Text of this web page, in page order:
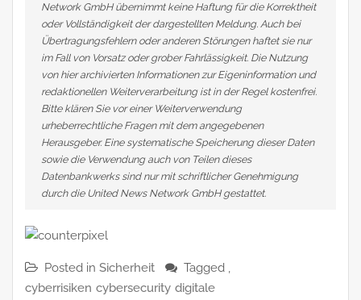
Network GmbH übernimmt keine Haftung für die Korrektheit
oder Vollständigkeit der dargestellten Meldung. Auch bei
Übertragungsfehlern oder anderen Störungen haftet sie nur
im Fall von Vorsatz oder grober Fahrlässigkeit. Die Nutzung
von hier archivierten Informationen zur Eigeninformation und
redaktionellen Weiterverarbeitung ist in der Regel kostenfrei.
Bitte klären Sie vor einer Weiterverwendung
urheberrechtliche Fragen mit dem angegebenen
Herausgeber. Eine systematische Speicherung dieser Daten
sowie die Verwendung auch von Teilen dieses
Datenbankwerks sind nur mit schriftlicher Genehmigung
durch die United News Network GmbH gestattet.
Posted in Sicherheit
Tagged ,
cyberrisiken cybersecurity digitale